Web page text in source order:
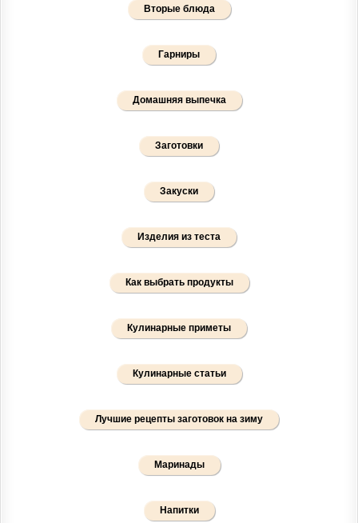
Вторые блюда
Гарниры
Домашняя выпечка
Заготовки
Закуски
Изделия из теста
Как выбрать продукты
Кулинарные приметы
Кулинарные статьи
Лучшие рецепты заготовок на зиму
Маринады
Напитки